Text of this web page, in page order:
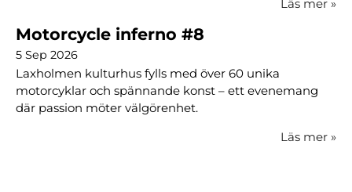
Läs mer »
Motorcycle inferno #8
5 Sep 2026
Laxholmen kulturhus fylls med över 60 unika
motorcyklar och spännande konst – ett evenemang
där passion möter välgörenhet.
Läs mer »